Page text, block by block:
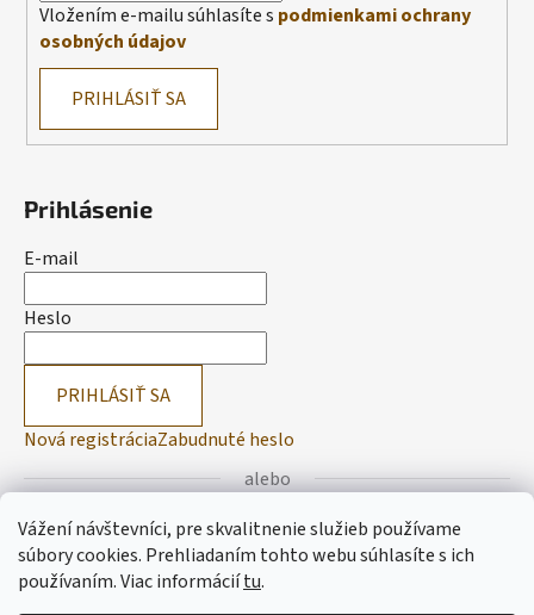
Vážení návštevníci, pre skvalitnenie služieb používame
súbory cookies. Prehliadaním tohto webu súhlasíte s ich
používaním.Viac informáciítu.
Vložením e-mailu súhlasíte s podmienkami ochrany
osobných údajov
PRIHLÁSIŤ SA
Prihlásenie
E-mail
Heslo
PRIHLÁSIŤ SA
Nová registráciaZabudnuté heslo
alebo
Prihlásiť sa cez Facebook
Prihlásiť sa cez Google